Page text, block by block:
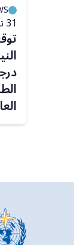
31 تموز/ يوليو 2026